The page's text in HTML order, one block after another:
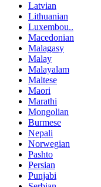
Latvian
Lithuanian
Luxembou..
Macedonian
Malagasy
Malay
Malayalam
Maltese
Maori
Marathi
Mongolian
Burmese
Nepali
Norwegian
Pashto
Persian
Punjabi